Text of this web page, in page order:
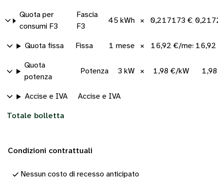
Quota per
consumi F3
Fascia
F3
45 kWh × 0,217173 €/kWh
Quota fissa Fissa 1 mese × 16,92 €/mese
Quota
potenza
Potenza 3 kW × 1,98 €/kW
Accise e IVA Accise e IVA
Totale bolletta
Condizioni contrattuali
Nessun costo di recesso anticipato